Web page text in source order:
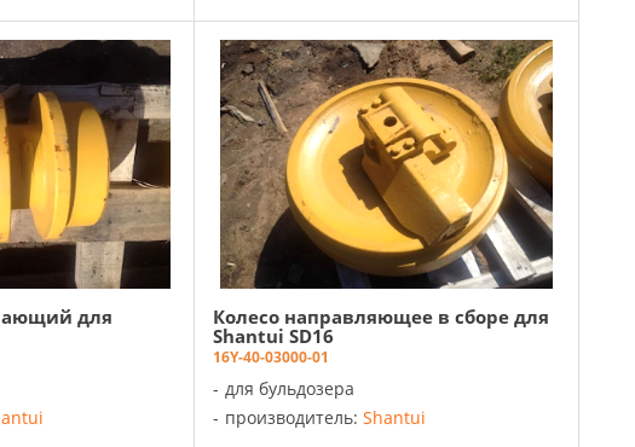
для
Колесо направляющее в сборе для
Shantui SD16
16Y-40-03000-01
для бульдозера
производитель:Shantui